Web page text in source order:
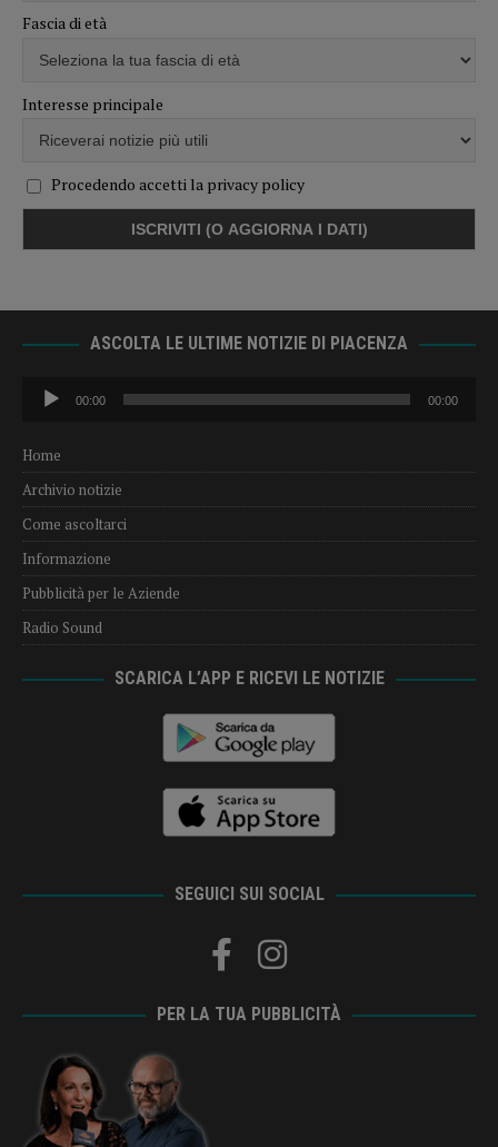
Fascia di età
Interesse principale
Procedendo accetti la privacy policy
ASCOLTA LE ULTIME NOTIZIE DI PIACENZA
Audio
Player
00:00 00:00
Home
Archivio notizie
Come ascoltarci
Informazione
Pubblicità per le Aziende
Radio Sound
SCARICA L’APP E RICEVI LE NOTIZIE
SEGUICI SUI SOCIAL
PER LA TUA PUBBLICITÀ